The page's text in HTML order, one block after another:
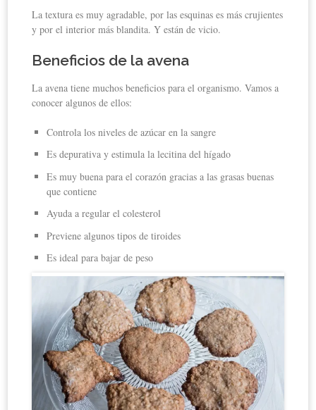
La textura es muy agradable, por las esquinas es más crujientes
y por el interior más blandita. Y están de vicio.
Beneficios de la avena
La avena tiene muchos beneficios para el organismo. Vamos a
conocer algunos de ellos:
Controla los niveles de azúcar en la sangre
Es depurativa y estimula la lecitina del hígado
Es muy buena para el corazón gracias a las grasas buenas
que contiene
Ayuda a regular el colesterol
Previene algunos tipos de tiroides
Es ideal para bajar de peso